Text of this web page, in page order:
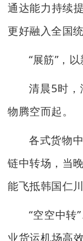
通达能力持续
更好融入全国
“展筋”，
清晨5时
物腾空而起。
各式货物
链中转场，当
能飞抵韩国仁
“空空中转
业货运机场高